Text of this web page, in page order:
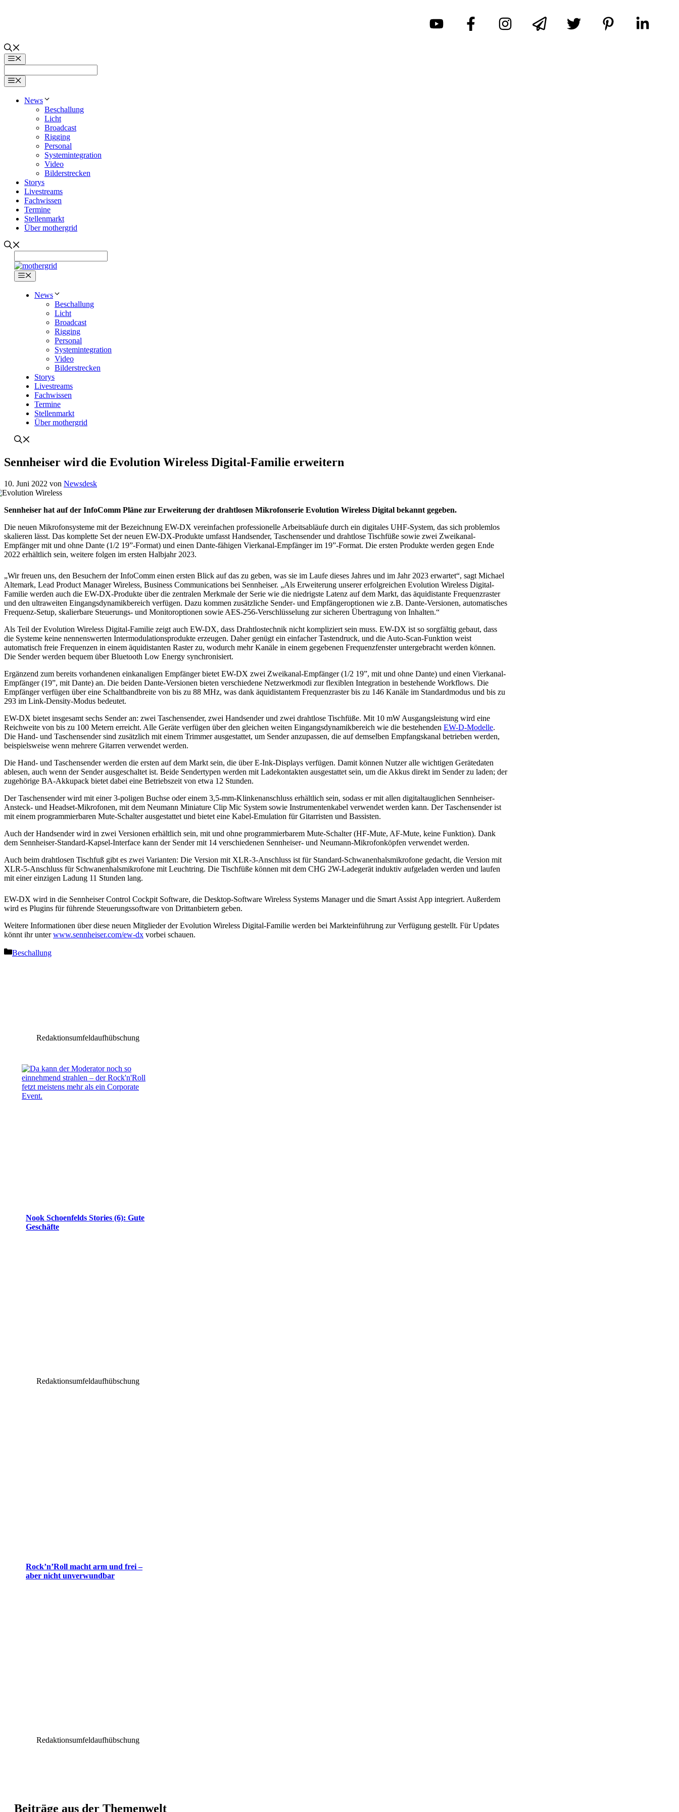
Menü
Menü
News
Beschallung
Licht
Broadcast
Rigging
Personal
Systemintegration
Video
Bilderstrecken
Storys
Livestreams
Fachwissen
Termine
Stellenmarkt
Über mothergrid
Menü
News
Beschallung
Licht
Broadcast
Rigging
Personal
Systemintegration
Video
Bilderstrecken
Storys
Livestreams
Fachwissen
Termine
Stellenmarkt
Über mothergrid
Sennheiser wird die Evolution Wireless Digital-Familie erweitern
10. Juni 2022 von Newsdesk
Sennheiser hat auf der InfoComm Pläne zur Erweiterung der drahtlosen Mikrofonserie Evolution Wireless Digital bekannt gegeben.
Die neuen Mikrofonsysteme mit der Bezeichnung EW-DX vereinfachen professionelle Arbeitsabläufe durch ein digitales UHF-System, das sich problemlos
skalieren lässt. Das komplette Set der neuen EW-DX-Produkte umfasst Handsender, Taschensender und drahtlose Tischfüße sowie zwei Zweikanal-
Empfänger mit und ohne Dante (1/2 19”-Format) und einen Dante-fähigen Vierkanal-Empfänger im 19”-Format. Die ersten Produkte werden gegen Ende
2022 erhältlich sein, weitere folgen im ersten Halbjahr 2023.
„Wir freuen uns, den Besuchern der InfoComm einen ersten Blick auf das zu geben, was sie im Laufe dieses Jahres und im Jahr 2023 erwartet“, sagt Michael
Altemark, Lead Product Manager Wireless, Business Communications bei Sennheiser. „Als Erweiterung unserer erfolgreichen Evolution Wireless Digital-
Familie werden auch die EW-DX-Produkte über die zentralen Merkmale der Serie wie die niedrigste Latenz auf dem Markt, das äquidistante Frequenzraster
und den ultraweiten Eingangsdynamikbereich verfügen. Dazu kommen zusätzliche Sender- und Empfängeroptionen wie z.B. Dante-Versionen, automatisches
Frequenz-Setup, skalierbare Steuerungs- und Monitoroptionen sowie AES-256-Verschlüsselung zur sicheren Übertragung von Inhalten.“
Als Teil der Evolution Wireless Digital-Familie zeigt auch EW-DX, dass Drahtlostechnik nicht kompliziert sein muss. EW-DX ist so sorgfältig gebaut, dass
die Systeme keine nennenswerten Intermodulationsprodukte erzeugen. Daher genügt ein einfacher Tastendruck, und die Auto-Scan-Funktion weist
automatisch freie Frequenzen in einem äquidistanten Raster zu, wodurch mehr Kanäle in einem gegebenen Frequenzfenster untergebracht werden können.
Die Sender werden bequem über Bluetooth Low Energy synchronisiert.
​Ergänzend zum bereits vorhandenen einkanaligen Empfänger bietet EW-DX zwei Zweikanal-Empfänger (1/2 19”, mit und ohne Dante) und einen Vierkanal-
Empfänger (19”, mit Dante) an. Die beiden Dante-Versionen bieten verschiedene Netzwerkmodi zur flexiblen Integration in bestehende Workflows. Die
Empfänger verfügen über eine Schaltbandbreite von bis zu 88 MHz, was dank äquidistantem Frequenzraster bis zu 146 Kanäle im Standardmodus und bis zu
293 im Link-Density-Modus bedeutet.
​EW-DX bietet insgesamt sechs Sender an: zwei Taschensender, zwei Handsender und zwei drahtlose Tischfüße. Mit 10 mW Ausgangsleistung wird eine
Reichweite von bis zu 100 Metern erreicht. Alle Geräte verfügen über den gleichen weiten Eingangsdynamikbereich wie die bestehenden EW-D-Modelle.
Die Hand- und Taschensender sind zusätzlich mit einem Trimmer ausgestattet, um Sender anzupassen, die auf demselben Empfangskanal betrieben werden,
beispielsweise wenn mehrere Gitarren verwendet werden.
Die Hand- und Taschensender werden die ersten auf dem Markt sein, die über E-Ink-Displays verfügen. Damit können Nutzer alle wichtigen Gerätedaten
ablesen, auch wenn der Sender ausgeschaltet ist. Beide Sendertypen werden mit Ladekontakten ausgestattet sein, um die Akkus direkt im Sender zu laden; der
zugehörige BA-Akkupack bietet dabei eine Betriebszeit von etwa 12 Stunden.
Der Taschensender wird mit einer 3-poligen Buchse oder einem 3,5-mm-Klinkenanschluss erhältlich sein, sodass er mit allen digitaltauglichen Sennheiser-
Ansteck- und Headset-Mikrofonen, mit dem Neumann Miniature Clip Mic System sowie Instrumentenkabel verwendet werden kann. Der Taschensender ist
mit einem programmierbaren Mute-Schalter ausgestattet und bietet eine Kabel-Emulation für Gitarristen und Bassisten.
Auch der Handsender wird in zwei Versionen erhältlich sein, mit und ohne programmierbarem Mute-Schalter (HF-Mute, AF-Mute, keine Funktion). Dank
dem Sennheiser-Standard-Kapsel-Interface kann der Sender mit 14 verschiedenen Sennheiser- und Neumann-Mikrofonköpfen verwendet werden.
Auch beim drahtlosen Tischfuß gibt es zwei Varianten: Die Version mit XLR-3-Anschluss ist für Standard-Schwanenhalsmikrofone gedacht, die Version mit
XLR-5-Anschluss für Schwanenhalsmikrofone mit Leuchtring. Die Tischfüße können mit dem CHG 2W-Ladegerät induktiv aufgeladen werden und laufen
mit einer einzigen Ladung 11 Stunden lang.
EW-DX wird in die Sennheiser Control Cockpit Software, die Desktop-Software Wireless Systems Manager und die Smart Assist App integriert. Außerdem
wird es Plugins für führende Steuerungssoftware von Drittanbietern geben.
Weitere Informationen über diese neuen Mitglieder der Evolution Wireless Digital-Familie werden bei Markteinführung zur Verfügung gestellt. Für Updates
könnt ihr unterwww.sennheiser.com/ew-dx vorbei schauen.
Kategorien
Beschallung
Redaktionsumfeldaufhübschung
Nook Schoenfelds Stories (6): Gute
Geschäfte
Redaktionsumfeldaufhübschung
Rock’n’Roll macht arm und frei –
aber nicht unverwundbar
Redaktionsumfeldaufhübschung
Beiträge aus der Themenwelt